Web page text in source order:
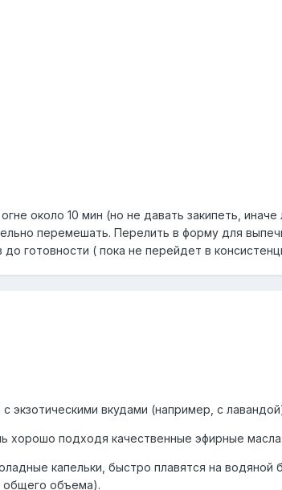
около 10 мин (но не давать закипеть, иначе
перемешать. Перелить в форму для
готовности ( пока не перейдет в
экзотическими вкудами (например, с
хорошо подходя качественные эфирные масла.
капельки, быстро плавятся на водяной
общего объема).